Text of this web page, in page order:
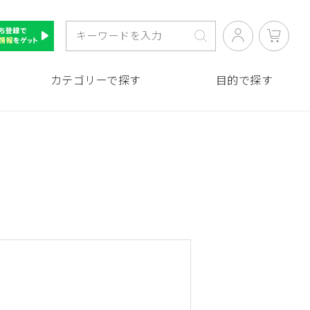
カテゴリーで探す 目的で探す